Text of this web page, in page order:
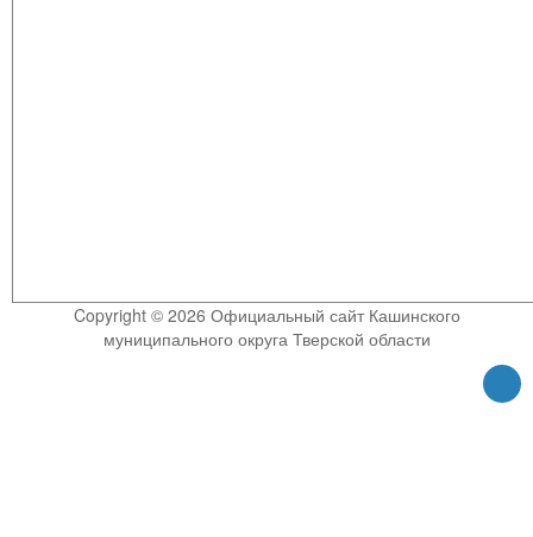
Copyright © 2026 Официальный сайт Кашинского
муниципального округа Тверской области